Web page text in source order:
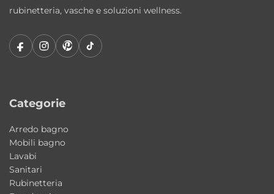
L’ampio invaso e la forma ergonomica
Le due misure disponibili consentono di
scegliere la configurazione ideale in base alle
Materiali di qualità e finiture eleganti
La vasca è realizzata in
lucido
piacevole al tatto. L’acrilico garantisce inoltre
rubinetteria, vasche e soluzioni wellness.
Categorie
Arredo bagno
Mobili bagno
Lavabi
Sanitari
Rubinetteria